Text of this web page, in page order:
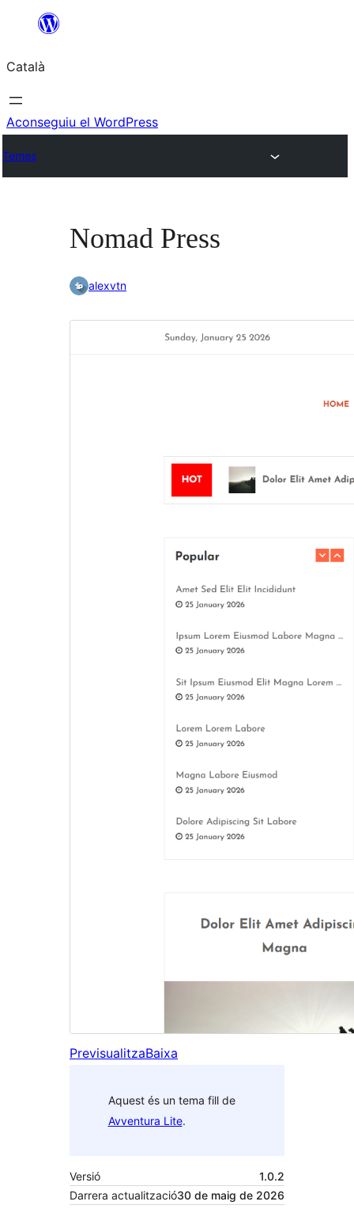
contingut
Català
Aconseguiu el WordPress
Temes
Nomad Press
alexvtn
PrevisualitzaBaixa
Aquest és un tema fill de
Avventura Lite.
Versió
1.0.2
Darrera actualització30 de maig de 2026